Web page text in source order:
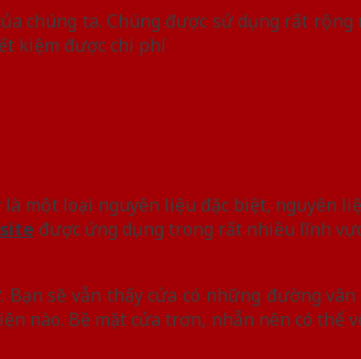
chúng ta. Chúng được sử dụng rất
kiệm được chi phí
một loại nguyên liệu đặc biệt, nguyên
được ứng dụng trong rất nhiều lĩnh
sẽ vẫn thấy cửa có những đường
nào. Bề mặt cửa trơn, nhẵn nên có thể